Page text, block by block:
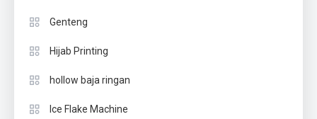
Genteng
Hijab Printing
hollow baja ringan
Ice Flake Machine